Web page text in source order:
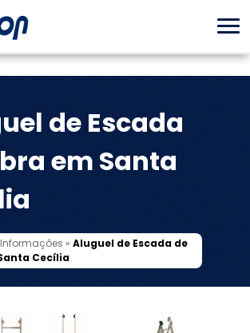
de Escada
em Santa
Informações » Aluguel de Escada de
Cecília